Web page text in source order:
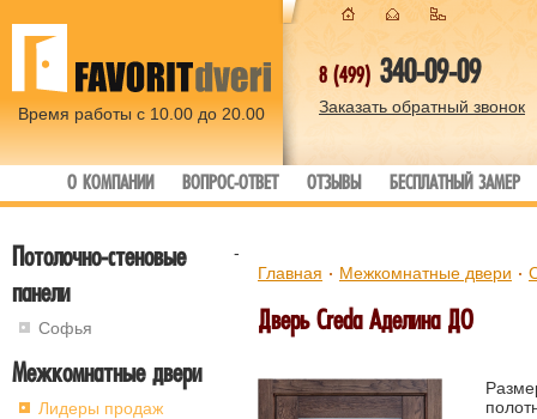
Время работы с 10.00 до 20.00
8 (499) 340-09-09
Заказать обратный звонок
О КОМПАНИИ ВОПРОС-ОТВЕТ ОТЗЫВЫ БЕСПЛАТНЫЙ ЗАМЕР
-
Потолочно-стеновые
панели
Софья
Межкомнатные двери
Лидеры продаж
Главная Межкомнатные двери
Дверь Creda Аделина ДО